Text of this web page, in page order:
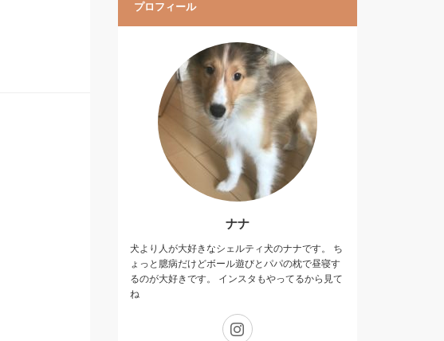
プロフィール
ナナ
犬より人が大好きなシェルティ犬のナナです。 ち
ょっと臆病だけどボール遊びとパパの枕で昼寝す
るのが大好きです。 インスタもやってるから見て
ね